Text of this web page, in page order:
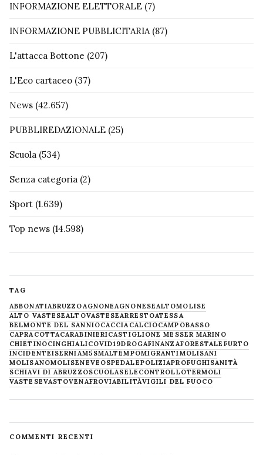
INFORMAZIONE ELETTORALE (7)
INFORMAZIONE PUBBLICITARIA(87)
L'attacca Bottone (207)
L'Eco cartaceo (37)
News (42.657)
PUBBLIREDAZIONALE (25)
Scuola (534)
Senza categoria (2)
Sport (1.639)
Top news (14.598)
TAG
ABBONATIABRUZZOAGNONEAGNONESEALTOMOLISE
ALTO VASTESEALTOVASTESEARRESTOATESSA
BELMONTE DEL SANNIOCACCIACALCIOCAMPOBASSO
CAPRACOTTACARABINIERICASTIGLIONE MESSER MARINO
CHIETINOCINGHIALICOVID19DROGAFINANZAFORESTALE FURTO
INCIDENTEISERNIAM5SMALTEMPOMIGRANTIMOLISANI
MOLISANOMOLISENEVE OSPEDALEPOLIZIAPROFUGHISANITÀ
SCHIAVI DI ABRUZZOSCUOLASELECONTROLLOTERMOLI
VASTESEVASTOVENAFROVIABILITÀVIGILI DEL FUOCO
COMMENTI RECENTI